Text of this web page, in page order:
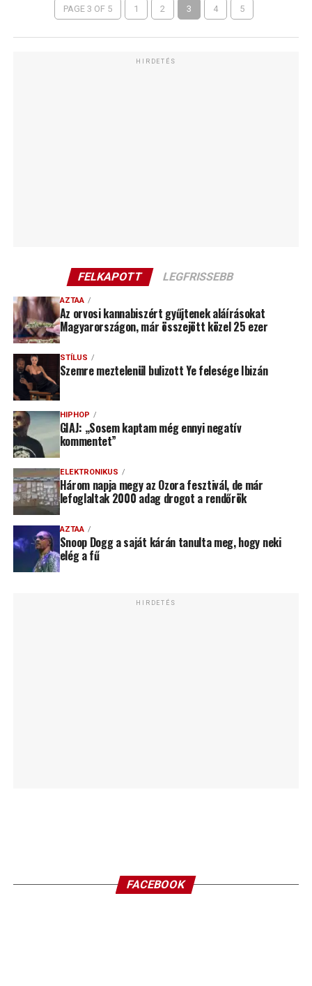
PAGE 3 OF 5 1 2 3 4 5
HIRDETÉS
FELKAPOTT LEGFRISSEBB
AZTAA
Az orvosi kannabiszért gyűjtenek aláírásokat
Magyarországon, már összejött közel 25 ezer
STÍLUS
Szemre meztelenül bulizott Ye felesége Ibizán
HIPHOP
GIAJ: „Sosem kaptam még ennyi negatív
kommentet”
ELEKTRONIKUS
Három napja megy az Ozora fesztivál, de már
lefoglaltak 2000 adag drogot a rendőrök
AZTAA
Snoop Dogg a saját kárán tanulta meg, hogy neki
elég a fű
HIRDETÉS
FACEBOOK